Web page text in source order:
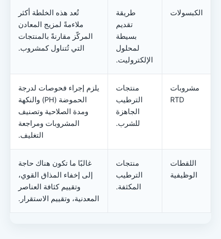
الكبسولات
طريقة
تقديم
بسيطة
لمحلول
الإلكتروليت.
تُعد هذه الخلطة أكثر
ملاءمةً لمزيج المعادن
المركّز مقارنةً بالمنتجات
التي تُتناول كمشروب.
مشروبات
RTD
منتجات
الترطيب
الجاهزة
للشرب.
يلزم إجراء فحوصات لدرجة
الحموضة (pH) والنكهة
ومدة الصلاحية وتصنيف
المشروبات ومراجعة
التغليف.
اللقطات
الوظيفية
منتجات
الترطيب
المكثفة.
غالبًا ما تكون هناك حاجة
إلى إخفاء المذاق القوي،
وتقييم كثافة العناصر
المعدنية، وتقييم الاستقرار.